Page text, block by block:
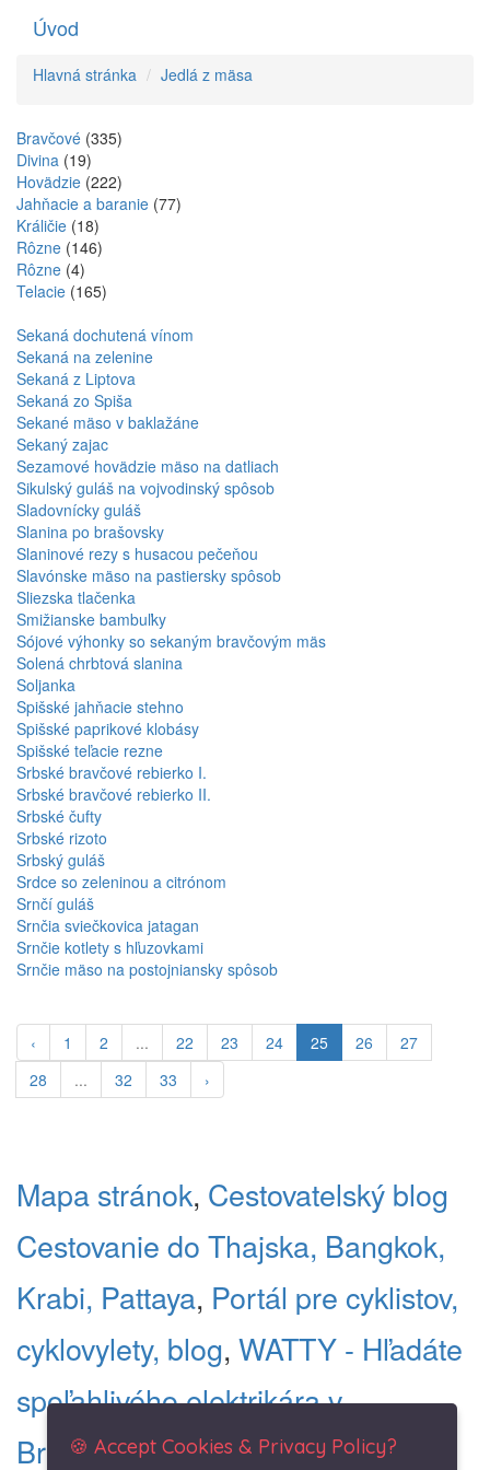
Úvod
Hlavná stránka Jedlá z mäsa
Bravčové (335)
Divina (19)
Hovädzie (222)
Jahňacie a baranie (77)
Králičie (18)
Rôzne (146)
Rôzne (4)
Telacie (165)
Sekaná dochutená vínom
Sekaná na zelenine
Sekaná z Liptova
Sekaná zo Spiša
Sekané mäso v baklažáne
Sekaný zajac
Sezamové hovädzie mäso na datliach
Sikulský guláš na vojvodinský spôsob
Sladovnícky guláš
Slanina po brašovsky
Slaninové rezy s husacou pečeňou
Slavónske mäso na pastiersky spôsob
Sliezska tlačenka
Smižianske bambuľky
Sójové výhonky so sekaným bravčovým mäs
Solená chrbtová slanina
Soljanka
Spišské jahňacie stehno
Spišské paprikové klobásy
Spišské teľacie rezne
Srbské bravčové rebierko I.
Srbské bravčové rebierko II.
Srbské čufty
Srbské rizoto
Srbský guláš
Srdce so zeleninou a citrónom
Srnčí guláš
Srnčia sviečkovica jatagan
Srnčie kotlety s hľuzovkami
Srnčie mäso na postojniansky spôsob
‹ 1 2 ... 22 23 24 25 26
27
28
... 32 33 ›
Mapa stránok, Cestovatelský blog
Cestovanie do Thajska, Bangkok,
Krabi, Pattaya, Portál pre cyklistov,
cyklovylety, blog, WATTY - Hľadáte
spoľahlivého elektrikára v
Bratislave,Hodinový manžel
🍪 Accept Cookies & Privacy Policy?